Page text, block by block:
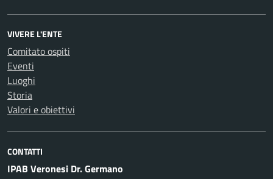
VIVERE L'ENTE
Comitato ospiti
Eventi
Luoghi
Storia
Valori e obiettivi
CONTATTI
IPAB Veronesi Dr. Germano